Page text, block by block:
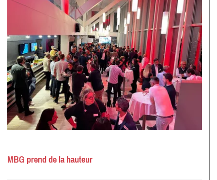
MBG prend de la hauteur